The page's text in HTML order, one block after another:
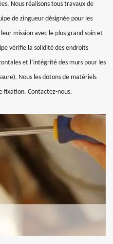
Nous réalisons tous travaux de
de zingueur désignée pour les
mission avec le plus grand soin et
vérifie la solidité des endroits
et l’intégrité des murs pour les
Nous les dotons de matériels
fixation. Contactez-nous.